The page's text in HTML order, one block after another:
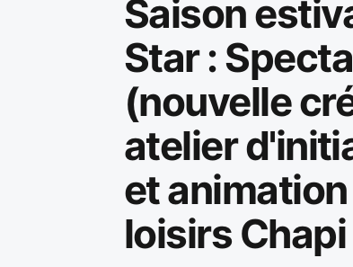
Saison
Star :
(nouvelle
atelier
et
loisirs